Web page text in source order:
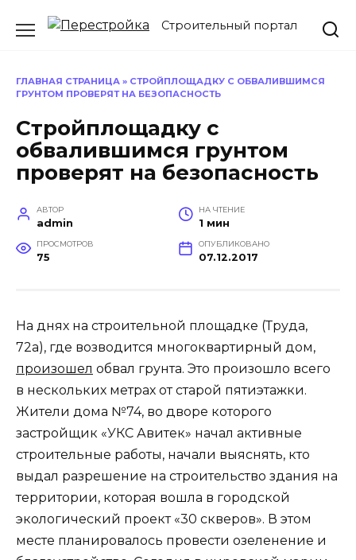
Строительный портал
ГЛАВНАЯ СТРАНИЦА » СТРОЙПЛОЩАДКУ С ОБВАЛИВШИМСЯ
ГРУНТОМ ПРОВЕРЯТ НА БЕЗОПАСНОСТЬ
Стройплощадку с
обвалившимся грунтом
проверят на безопасность
АВТОР
admin
НА ЧТЕНИЕ
1 мин
ПРОСМОТРОВ
75
ОПУБЛИКОВАНО
07.12.2017
На днях на строительной площадке (Труда,
72а), где возводится многоквартирный дом,
произошел обвал грунта. Это произошло всего
в нескольких метрах от старой пятиэтажки.
Жители дома №74, во дворе которого
застройщик «УКС Авитек» начал активные
строительные работы, начали выяснять, кто
выдал разрешение на строительство здания на
территории, которая вошла в городской
экологический проект «30 скверов». В этом
месте планировалось провести озеленение и